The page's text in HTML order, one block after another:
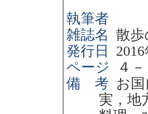
執筆者
雑誌名 散歩
発行日
2016
ページ
４
備 考 お
実，地